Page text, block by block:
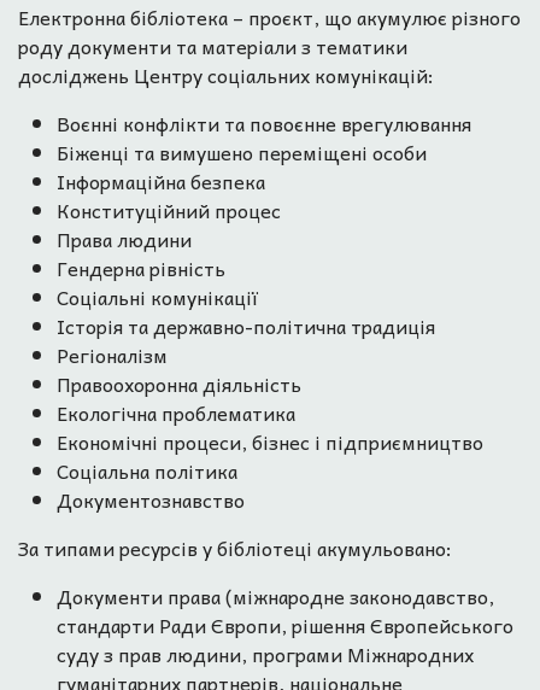
Електронна бібліотека – проєкт, що акумулює різного
роду документи та матеріали з тематики
досліджень Центру соціальних комунікацій:
Воєнні конфлікти та повоєнне врегулювання
Біженці та вимушено переміщені особи
Інформаційна безпека
Конституційний процес
Права людини
Гендерна рівність
Соціальні комунікації
Історія та державно-політична традиція
Регіоналізм
Правоохоронна діяльність
Екологічна проблематика
Економічні процеси, бізнес і підприємництво
Соціальна політика
Документознавство
За типами ресурсів у бібліотеці акумульовано:
Документи права (міжнародне законодавство,
стандарти Ради Європи, рішення Європейського
суду з прав людини, програми Міжнародних
гуманітарних партнерів, національне